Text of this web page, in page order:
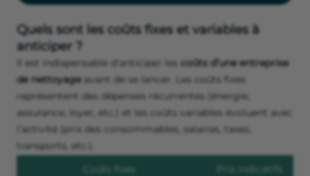
Quels sont les coûts fixes et variables à
anticiper ?
Il est indispensable d'anticiper les coûts d’une entreprise
de nettoyageavant de se lancer. Les coûts fixes
représentent des dépenses récurrentes (énergie,
assurance, loyer, etc.) et les coûts variables évoluent avec
l’activité (prix des consommables, salaires, taxes,
transports, etc.).
Coûts fixes
Prix indicatifs